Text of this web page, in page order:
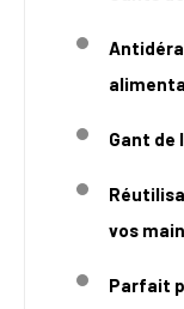
Gant de
vos
Parfait